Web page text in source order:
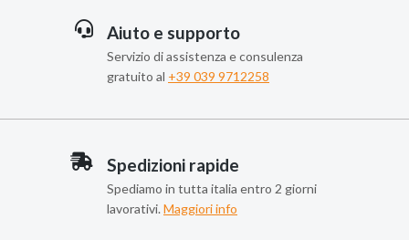
Aiuto e supporto
Servizio di assistenza e consulenza
gratuito al +39 039 9712258
Spedizioni rapide
Spediamo in tutta italia entro 2 giorni
lavorativi. Maggiori info